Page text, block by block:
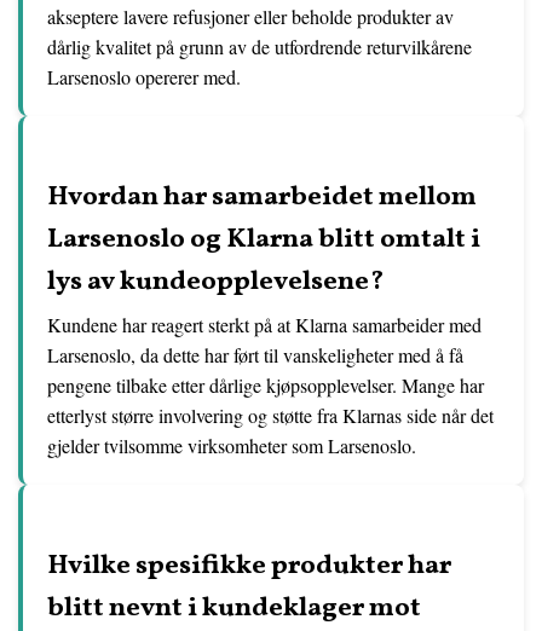
akseptere lavere refusjoner eller beholde produkter av
dårlig kvalitet på grunn av de utfordrende returvilkårene
Larsenoslo opererer med.
Hvordan har samarbeidet mellom
Larsenoslo og Klarna blitt omtalt i
lys av kundeopplevelsene?
Kundene har reagert sterkt på at Klarna samarbeider med
Larsenoslo, da dette har ført til vanskeligheter med å få
pengene tilbake etter dårlige kjøpsopplevelser. Mange har
etterlyst større involvering og støtte fra Klarnas side når det
gjelder tvilsomme virksomheter som Larsenoslo.
Hvilke spesifikke produkter har
blitt nevnt i kundeklager mot